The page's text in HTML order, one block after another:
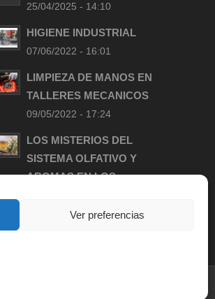
Ver preferencias
25/04/2025 - 14:10
HIGIENE INDUSTRIAL
07/06/2022 - 16:01
LIMPIEZA DE MANOS EN
TALLERES MECANICOS
09/05/2022 - 17:24
LOS MISTERIOS DEL
SISTEMA OLFATIVO Y
AROMAS EN LOS
11/04/2022 - 09:40